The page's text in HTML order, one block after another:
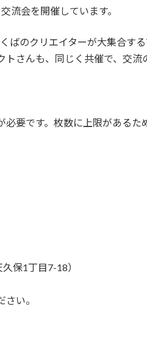
流会を開催しています。
ばのクリエイターが大集合す
さんも、同じく共催で、交流
要です。枚数に上限があるた
保1丁目7-18）
い。